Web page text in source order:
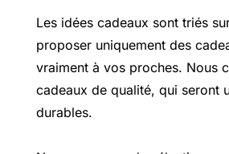
Les idées cadeaux sont triés
proposer uniquement des
vraiment à vos proches. Nous
cadeaux de qualité, qui seront
durables.